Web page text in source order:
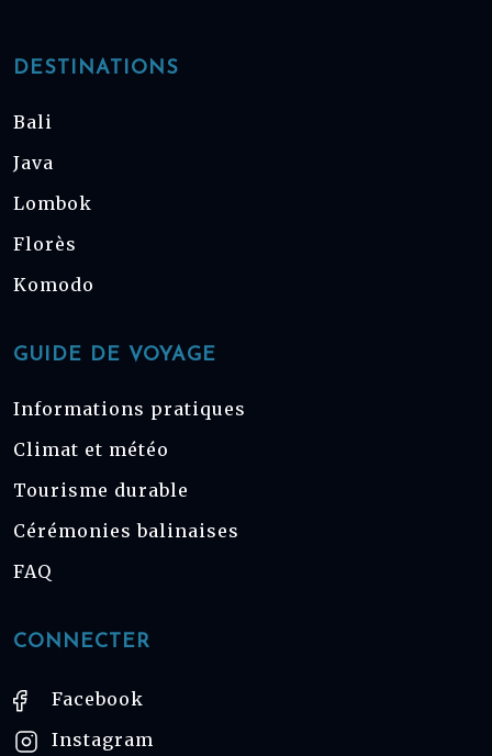
DESTINATIONS
Bali
Java
Lombok
Florès
Komodo
GUIDE DE VOYAGE
Informations pratiques
Climat et météo
Tourisme durable
Cérémonies balinaises
FAQ
CONNECTER
Facebook
Instagram